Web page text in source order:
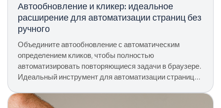
Автообновление и кликер: идеальное
расширение для автоматизации страниц без
ручного
Объедините автообновление с автоматическим
определением кликов, чтобы полностью
автоматизировать повторяющиеся задачи в браузере.
Идеальный инструмент для автоматизации страниц